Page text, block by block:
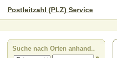
Postleitzahl (PLZ) Service
Suche nach Orten anhand..